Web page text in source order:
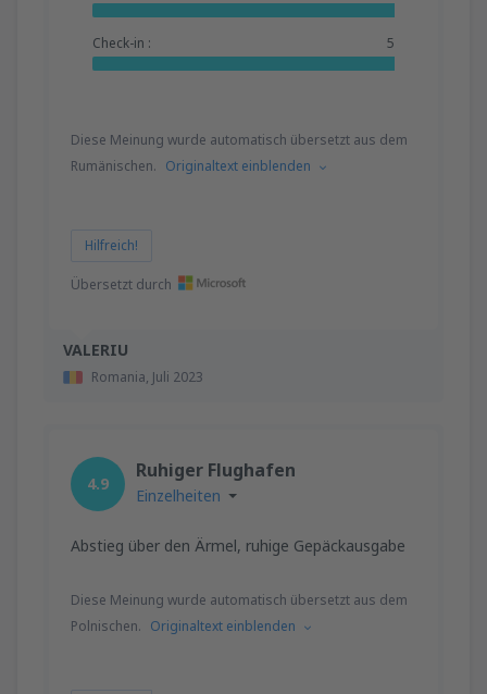
VALERIU
Romania, Juli 2023
Check-in : 5
Diese Meinung wurde automatisch übersetzt aus dem
Rumänischen. Originaltext einblenden
Hilfreich!
Übersetzt durch
4.9
Ruhiger Flughafen
Einzelheiten
Abstieg über den Ärmel, ruhige Gepäckausgabe
Diese Meinung wurde automatisch übersetzt aus dem
Polnischen. Originaltext einblenden